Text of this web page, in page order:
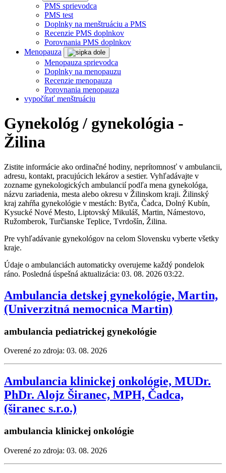
PMS sprievodca
PMS test
Doplnky na menštruáciu a PMS
Recenzie PMS doplnkov
Porovnania PMS doplnkov
Menopauza
Menopauza sprievodca
Doplnky na menopauzu
Recenzie menopauza
Porovnania menopauza
vypočítať menštruáciu
Gynekológ / gynekológia -
Žilina
Zistite informácie ako ordinačné hodiny, neprítomnosť v ambulancii,
adresu, kontakt, pracujúcich lekárov a sestier. Vyhľadávajte v
zozname gynekologických ambulancií podľa mena gynekológa,
názvu zariadenia, mesta alebo okresu v Žilinskom kraji. Žilinský
kraj zahŕňa gynekológie v mestách: Bytča, Čadca, Dolný Kubín,
Kysucké Nové Mesto, Liptovský Mikuláš, Martin, Námestovo,
Ružomberok, Turčianske Teplice, Tvrdošín, Žilina.
Pre vyhľadávanie gynekológov na celom Slovensku vyberte všetky
kraje.
Údaje o ambulanciách automaticky overujeme každý pondelok
ráno. Posledná úspešná aktualizácia: 03. 08. 2026 03:22.
Ambulancia detskej gynekológie, Martin,
(Univerzitná nemocnica Martin)
ambulancia pediatrickej gynekológie
Overené zo zdroja: 03. 08. 2026
Ambulancia klinickej onkológie, MUDr.
PhDr. Alojz Širanec, MPH, Čadca,
(širanec s.r.o.)
ambulancia klinickej onkológie
Overené zo zdroja: 03. 08. 2026